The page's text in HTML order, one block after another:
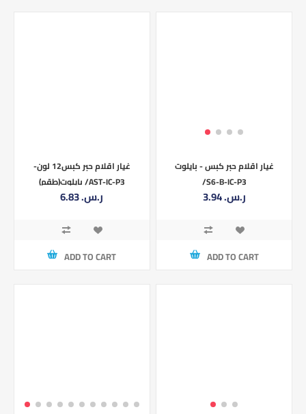
غيار اقلام حبر كبس12 لون-
بايلوت(طقم) /AST-IC-P3
6.83 ر.س.‏
ADD TO CART
غيار اقلام حبر كبس - بايلوت
/S6-B-IC-P3
3.94 ر.س.‏
ADD TO CART